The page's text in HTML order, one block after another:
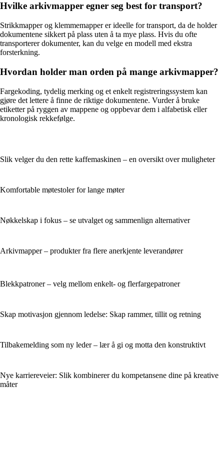
Hvilke arkivmapper egner seg best for transport?
Strikkmapper og klemmemapper er ideelle for transport, da de holder
dokumentene sikkert på plass uten å ta mye plass. Hvis du ofte
transporterer dokumenter, kan du velge en modell med ekstra
forsterkning.
Hvordan holder man orden på mange arkivmapper?
Fargekoding, tydelig merking og et enkelt registreringssystem kan
gjøre det lettere å finne de riktige dokumentene. Vurder å bruke
etiketter på ryggen av mappene og oppbevar dem i alfabetisk eller
kronologisk rekkefølge.
Slik velger du den rette kaffemaskinen – en oversikt over muligheter
Komfortable møtestoler for lange møter
Nøkkelskap i fokus – se utvalget og sammenlign alternativer
Arkivmapper – produkter fra flere anerkjente leverandører
Blekkpatroner – velg mellom enkelt- og flerfargepatroner
Skap motivasjon gjennom ledelse: Skap rammer, tillit og retning
Tilbakemelding som ny leder – lær å gi og motta den konstruktivt
Nye karriereveier: Slik kombinerer du kompetansene dine på kreative
måter